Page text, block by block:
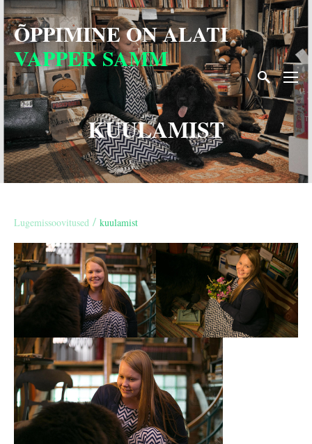
ÕPPIMINE ONALATI
VAPPER SAMM
KUULAMIST
Lugemissoovitused / kuulamist